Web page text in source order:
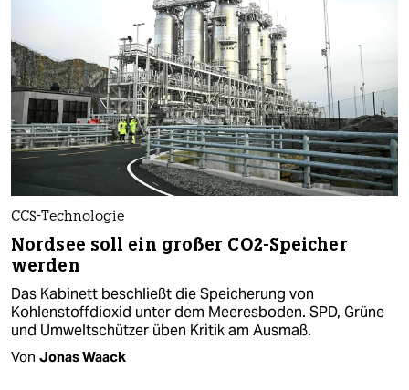
CCS-Technologie
Nordsee soll ein großer CO2-Speicher
werden
Das Kabinett beschließt die Speicherung von
Kohlenstoffdioxid unter dem Meeresboden. SPD, Grüne
und Umweltschützer üben Kritik am Ausmaß.
Von Jonas Waack